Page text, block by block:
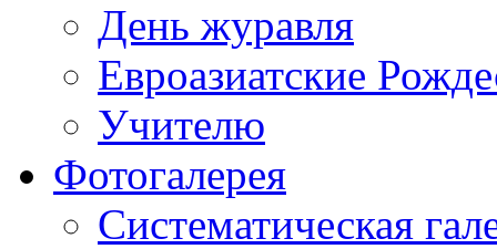
День журавля
Евроазиатские
Учителю
Фотогалерея
Систематическая